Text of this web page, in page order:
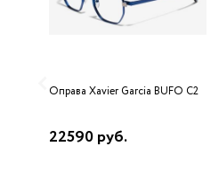
Оправа Xavier Garcia BUFO C2
22590 руб.